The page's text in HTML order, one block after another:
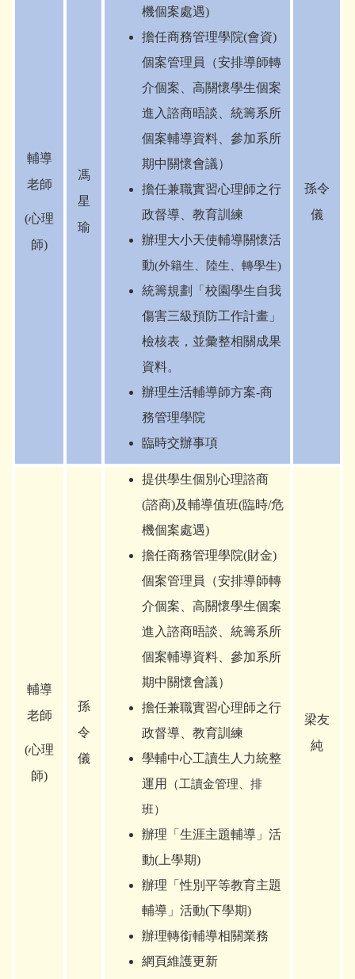
輔導
老師
(心理
師)
馮
星
瑜
機個案處遇)
擔任商務管理學院(會資)
個案管理員（安排導師轉
介個案、高關懷學生個案
進入諮商晤談、統籌系所
個案輔導資料、參加系所
期中關懷會議）
擔任兼職實習心理師之行
政督導、教育訓練
辦理大小天使輔導關懷活
動(外籍生、陸生、轉學生)
統籌規劃「校園學生自我
傷害三級預防工作計畫」
檢核表，並彙整相關成果
資料。
辦理生活輔導師方案-商
務管理學院
臨時交辦事項
孫令
儀
輔導
老師
(心理
師)
孫
令
儀
提供學生個別心理諮商
(諮商)及輔導值班(臨時/危
機個案處遇)
擔任商務管理學院(財金)
個案管理員（安排導師轉
介個案、高關懷學生個案
進入諮商晤談、統籌系所
個案輔導資料、參加系所
期中關懷會議）
擔任兼職實習心理師之行
政督導、教育訓練
學輔中心工讀生人力統整
運用
（工讀金管理、排
班）
辦理「生涯主題輔導」活
動(上學期)
辦理「性別平等教育主題
輔導」活動(下學期)
辦理轉銜輔導相關業務
網頁維護更新
梁友
純